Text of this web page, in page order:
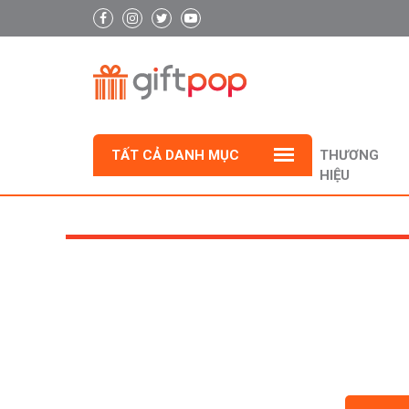
TẤT CẢ DANH MỤC
THƯƠNG
HIỆU